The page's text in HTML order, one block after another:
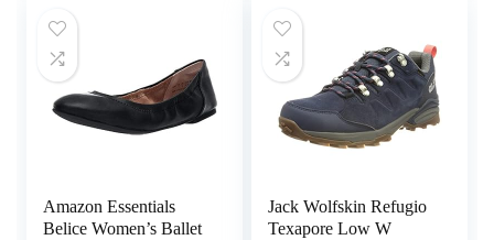
Amazon Essentials
Belice Women’s Ballet
Jack Wolfskin Refugio
Texapore Low W